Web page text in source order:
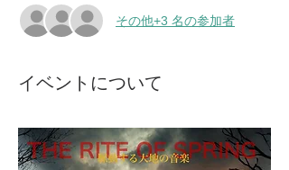
その他+3 名の参加者
イベントについて